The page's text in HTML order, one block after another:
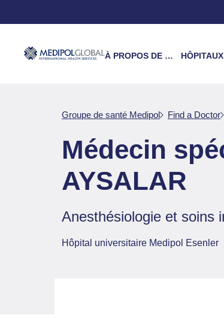
À PROPOS DE NOUS HÔPITAUX
Groupe de santé Medipol Find a Doctor
Médecin
AYSALAR
Anesthésiologie et soins
Hôpital universitaire Medipol Esenler